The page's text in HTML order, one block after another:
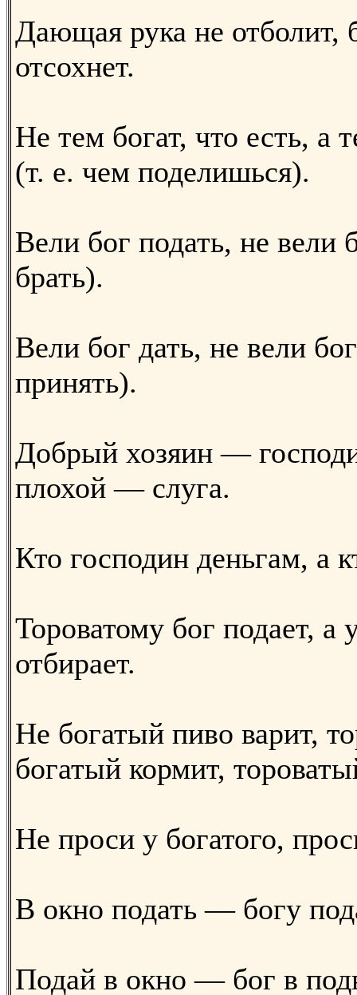
Дающая рука не отболит,
отсохнет.
Не тем богат, что есть, а
(т. е. чем поделишься).
Вели бог подать, не вели
брать).
Вели бог дать, не вели
принять).
Добрый хозяин —
плохой — слуга.
Кто господин деньгам, а
Тороватому бог подает, а
отбирает.
Не богатый пиво варит,
богатый кормит,
Не проси у богатого,
В окно подать — богу
Подай в окно — бог в